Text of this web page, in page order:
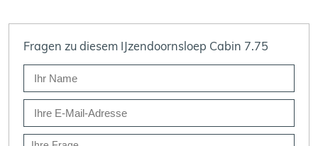
Fragen zu diesem IJzendoornsloep Cabin 7.75